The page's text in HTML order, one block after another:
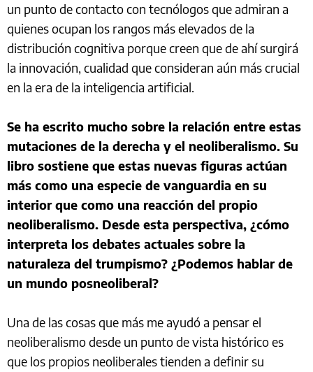
un punto de contacto con tecnólogos que admiran a
quienes ocupan los rangos más elevados de la
distribución cognitiva porque creen que de ahí surgirá
la innovación, cualidad que consideran aún más crucial
en la era de la inteligencia artificial.
Se ha escrito mucho sobre la relación entre estas
mutaciones de la derecha y el neoliberalismo. Su
libro sostiene que estas nuevas figuras actúan
más como una especie de vanguardia en su
interior que como una reacción del propio
neoliberalismo. Desde esta perspectiva, ¿cómo
interpreta los debates actuales sobre la
naturaleza del trumpismo? ¿Podemos hablar de
un mundo posneoliberal?
Una de las cosas que más me ayudó a pensar el
neoliberalismo desde un punto de vista histórico es
que los propios neoliberales tienden a definir su